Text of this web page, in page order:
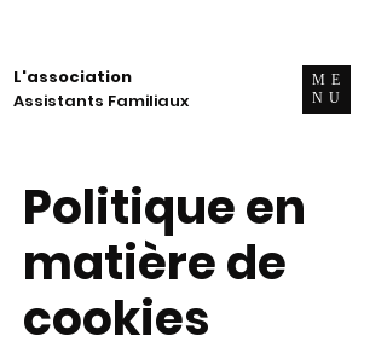
ME
NU
L'association
Assistants Familiaux
Politique en
matière de
cookies